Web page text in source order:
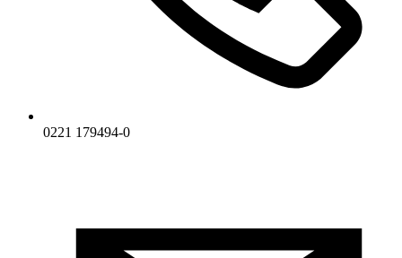
0221 179494-0